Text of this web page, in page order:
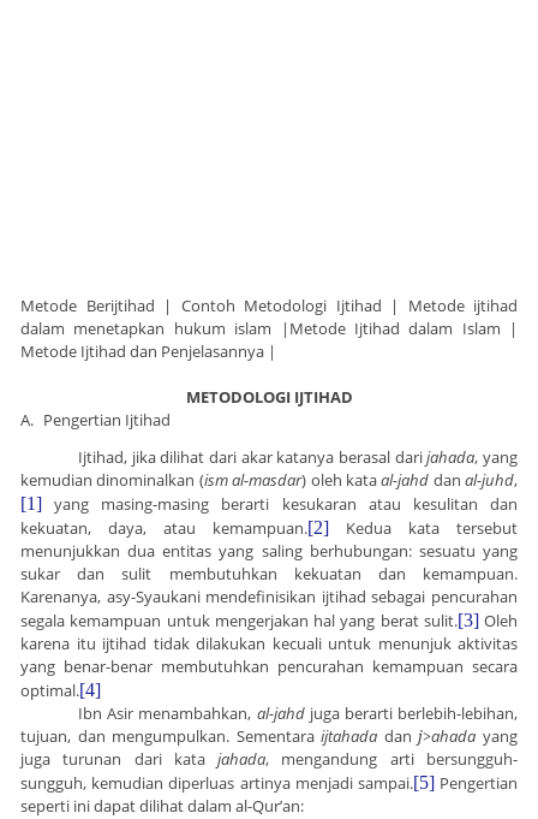
Metode Berijtihad | Contoh Metodologi Ijtihad | Metode ijtihad
dalam menetapkan hukum islam |Metode Ijtihad dalam Islam |
Metode Ijtihad dan Penjelasannya |
METODOLOGI IJTIHAD
A. Pengertian Ijtihad
Ijtihad, jika dilihat dari akar katanya berasal darijahada, yang
kemudian dinominalkan (ism al-masdar) oleh kataal-jahd dan al-juhd,
[1] yang masing-masing berarti kesukaran atau kesulitan dan
kekuatan, daya, atau kemampuan.[2] Kedua kata tersebut
menunjukkan dua entitas yang saling berhubungan: sesuatu yang
sukar dan sulit membutuhkan kekuatan dan kemampuan.
Karenanya, asy-Syaukani mendefinisikan ijtihad sebagai pencurahan
segala kemampuan untuk mengerjakan hal yang berat sulit.[3]Oleh
karena itu ijtihad tidak dilakukan kecuali untuk menunjuk aktivitas
yang benar-benar membutuhkan pencurahan kemampuan secara
optimal.[4]
Ibn Asir menambahkan, al-jahdjuga berarti berlebih-lebihan,
tujuan, dan mengumpulkan. Sementaraijtahada danj>ahada yang
juga turunan dari katajahada, mengandung arti bersungguh-
sungguh, kemudian diperluas artinya menjadi sampai.[5]Pengertian
seperti ini dapat dilihat dalam al-Qur’an: